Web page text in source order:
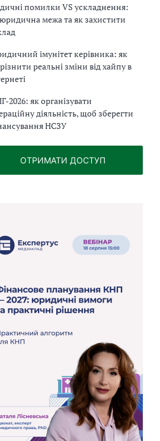
помилки VS ускладнення:
межа та як захистити
імунітет керівника: як
реальні зміни від хайпу в
2026: як організувати
діяльність, щоб зберегти
НСЗУ
ОТРИМАТИ ДОСТУП